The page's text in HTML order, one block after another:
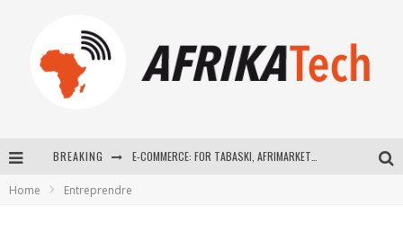
BREAKING
Home Entreprendre